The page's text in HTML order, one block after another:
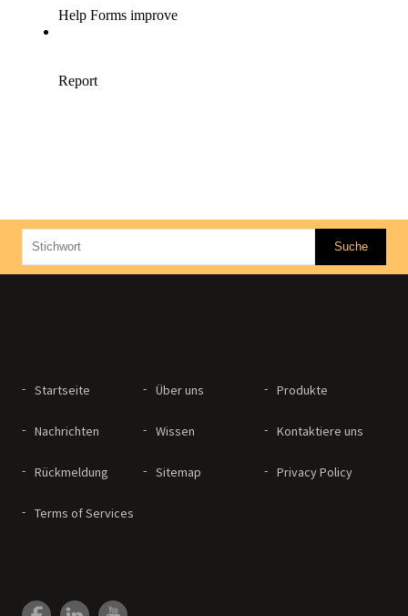
Startseite Über uns Produkte
Nachrichten Wissen Kontaktiere uns
Rückmeldung Sitemap Privacy Policy
Terms of Services